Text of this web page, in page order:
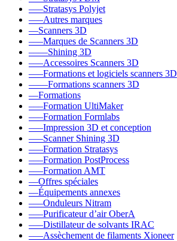
–––Stratasys Polyjet
–––Autres marques
––Scanners 3D
–––Marques de Scanners 3D
––––Shining 3D
–––Accessoires Scanners 3D
–––Formations et logiciels scanners 3D
––––Formations scanners 3D
––Formations
–––Formation UltiMaker
–––Formation Formlabs
–––Impression 3D et conception
–––Scanner Shining 3D
–––Formation Stratasys
–––Formation PostProcess
–––Formation AMT
––Offres spéciales
––Équipements annexes
–––Onduleurs Nitram
–––Purificateur d’air OberA
–––Distillateur de solvants IRAC
–––Assèchement de filaments Xioneer